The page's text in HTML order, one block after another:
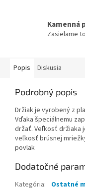
Kamenná
Zasielame
Popis Diskusia
Podrobný popis
Držiak je vyrobený z
Vďaka špeciálnemu
držať. Veľkosť držiaka
veľkosť brúsnej
povlak
Dodatočné
Kategória:
Ostatné